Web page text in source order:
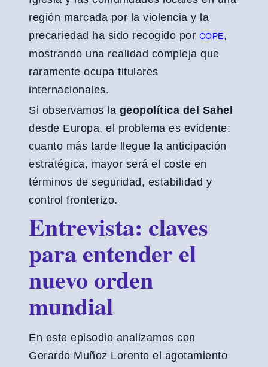
región marcada por la violencia y la
precariedad ha sido recogido por COPE,
mostrando una realidad compleja que
raramente ocupa titulares
internacionales.
Si observamos la geopolítica del Sahel
desde Europa, el problema es evidente:
cuanto más tarde llegue la anticipación
estratégica, mayor será el coste en
términos de seguridad, estabilidad y
control fronterizo.
Entrevista: claves
para entender el
nuevo orden
mundial
En este episodio analizamos con
Gerardo Muñoz Lorente el agotamiento